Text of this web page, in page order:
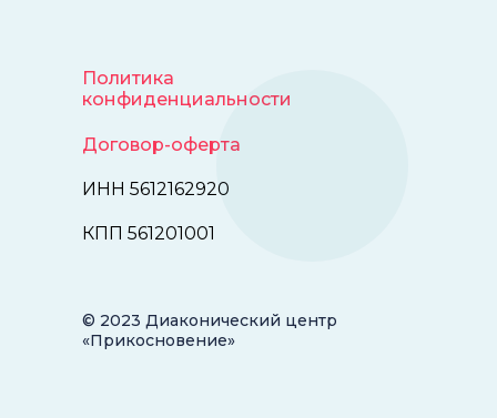
© 2023 Диаконический центр
«Прикосновение»
Политика
конфиденциальности
Договор-оферта
ИНН 5612162920
КПП 561201001